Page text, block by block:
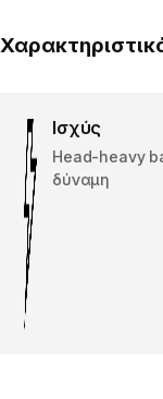
Ισχύς
Head-heavy
δύναμη